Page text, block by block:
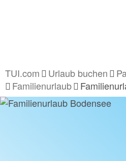
TUI.com Urlaub buchen
Familienurlaub